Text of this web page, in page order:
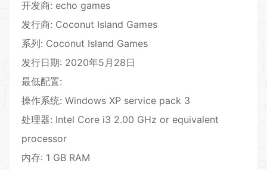
开发商: echo games
发行商: Coconut Island Games
系列: Coconut Island Games
发行日期: 2020年5月28日
最低配置:
操作系统: Windows XP service pack 3
处理器: Intel Core i3 2.00 GHz or equivalent
processor
内存: 1 GB RAM